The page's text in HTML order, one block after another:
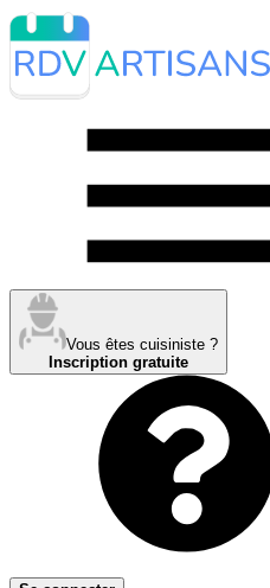
Vous êtes cuisiniste ?
Inscription gratuite